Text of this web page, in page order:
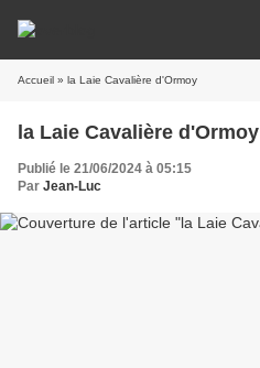
Accueil » la Laie Cavalière d'Ormoy
la Laie Cavalière d'Ormoy
Publié le 21/06/2024 à 05:15
Par Jean-Luc